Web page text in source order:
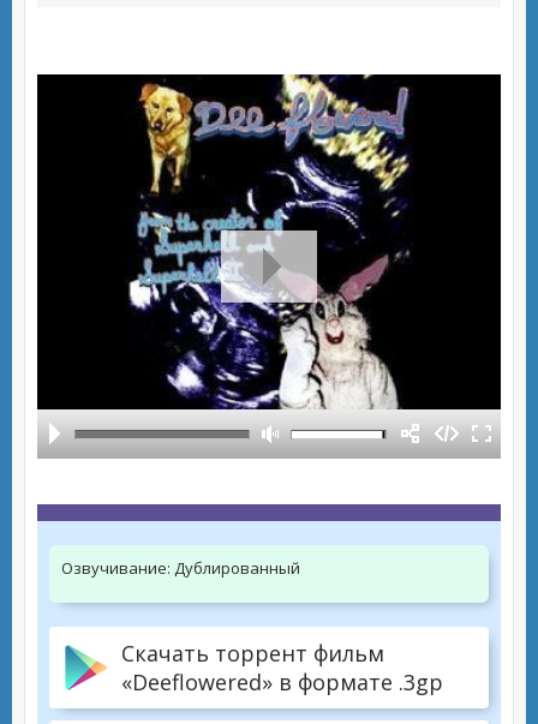
Озвучивание: Дублированный
Скачать торрент фильм
«Deeflowered» в формате .3gp